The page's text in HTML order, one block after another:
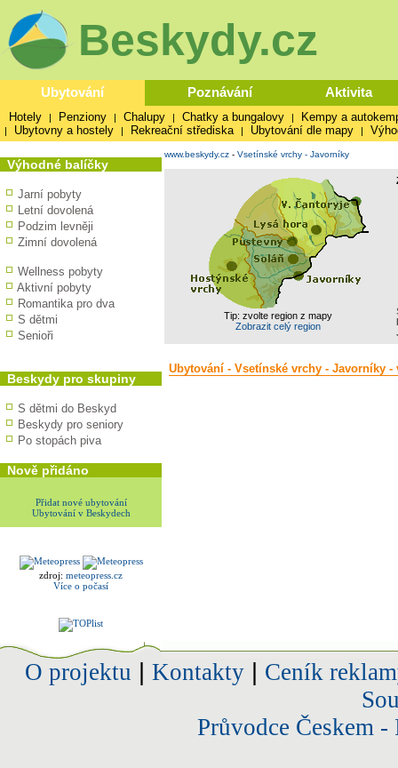
Beskydy.cz
Ubytování Poznávání Aktivita
Hotely | Penziony | Chalupy | Chatky a bungalovy | Kempy a
| Ubytovny a hostely | Rekreační střediska | Ubytování dle mapy |
Výhodné balíčky
Jarní pobyty
Letní dovolená
Podzim levněji
Zimní dovolená
Wellness pobyty
Aktivní pobyty
Romantika pro dva
S dětmi
Senioři
Beskydy pro skupiny
S dětmi do Beskyd
Beskydy pro seniory
Po stopách piva
Nově přidáno
Přidat nové ubytování
Ubytování v Beskydech
zdroj: meteopress.cz
Více o počasí
www.beskydy.cz - Vsetínské vrchy - Javorníky
Tip: zvolte region z mapy
Zobrazit celý region
Ubytování - Vsetínské vrchy - Javorníky -
O projektu Kontakty| Ceník
Průvodce Českem